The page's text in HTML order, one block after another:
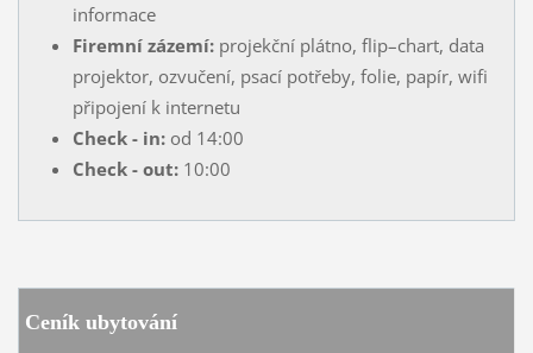
informace
Firemní zázemí: projekční plátno, flip–chart, data
projektor, ozvučení, psací potřeby, folie, papír, wifi
připojení k internetu
Check - in:od 14:00
Check - out: 10:00
Ceník ubytování